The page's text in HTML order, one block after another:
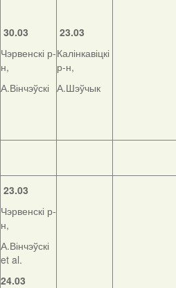
30.03
Чэрвенскі р-
н,
А.Вінчэўскі
23.03
Калінкавіцкі
р-н,
А.Шэўчык
23.03
Чэрвенскі р-
н,
А.Вінчэўскі
et al.
24.03